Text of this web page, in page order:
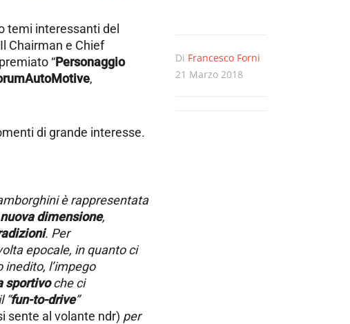
Di Francesco Forni
21 Marzo 2018
temi interessanti del
Chairman e Chief
“Personaggio
,
di grande interesse.
è rappresentata
dimensione,
. Per
epocale, in quanto ci
l’impego
sportivoche ci
“fun-to-drive”
sente al volante ndr) per